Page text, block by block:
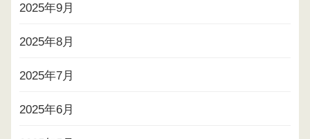
2025年9月
2025年8月
2025年7月
2025年6月